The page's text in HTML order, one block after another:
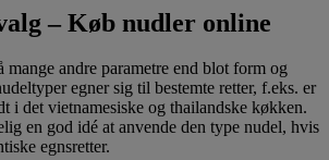
– Køb nudler online
andre parametre end blot form og
egner sig til bestemte retter, f.eks. er
i det vietnamesiske og thailandske køkken.
en god idé at anvende den type nudel, hvis
egnsretter.